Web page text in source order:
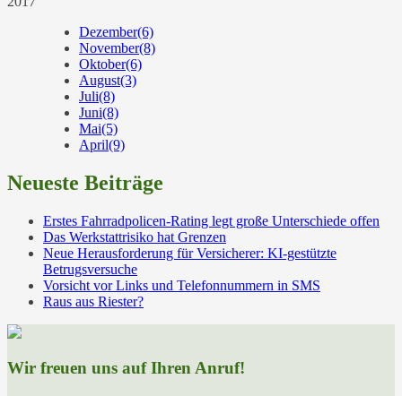
Dezember(6)
November(8)
Oktober(6)
August(3)
Juli(8)
Juni(8)
Mai(5)
April(9)
Neueste Beiträge
Erstes Fahrradpolicen-Rating legt große Unterschiede offen
Das Werkstattrisiko hat Grenzen
Neue Herausforderung für Versicherer: KI-gestützte
Betrugsversuche
Vorsicht vor Links und Telefonnummern in SMS
Raus aus Riester?
Wir freuen uns auf Ihren Anruf!